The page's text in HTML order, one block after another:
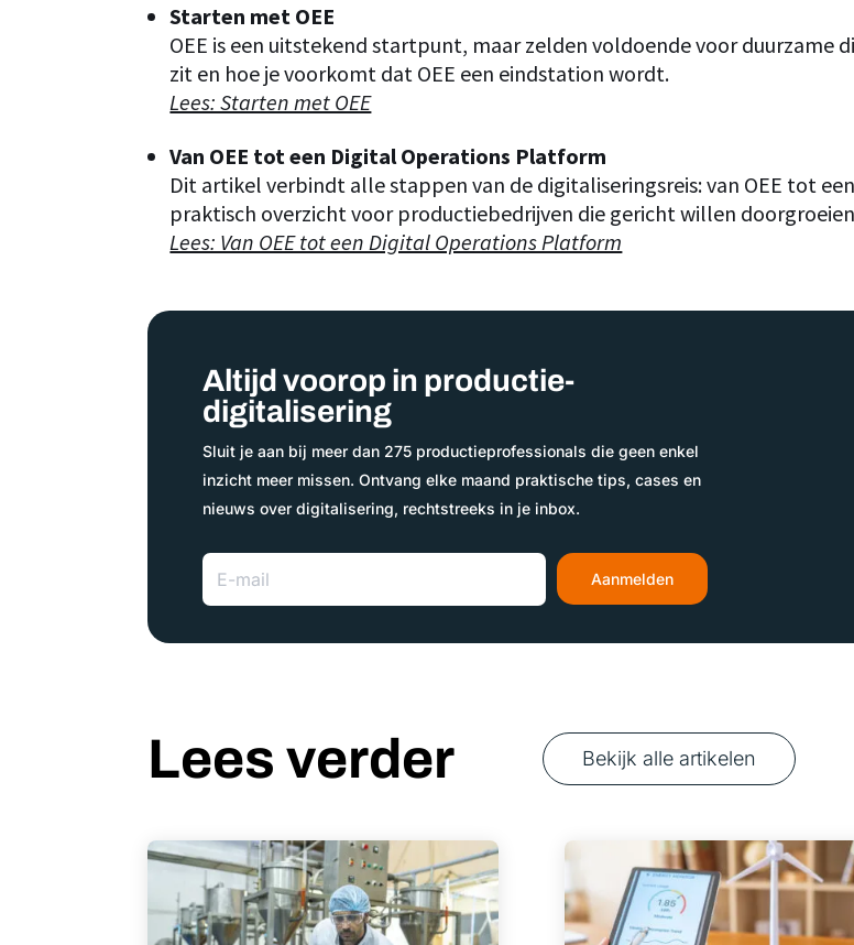
Starten met OEE
OEE is een uitstekend startpunt, maar zelden voldoende voor
zit en hoe je voorkomt dat OEE een eindstation wordt.
Lees: Starten met OEE
Van OEE tot een Digital Operations Platform
Dit artikel verbindt alle stappen van de digitaliseringsreis: van OEE tot
praktisch overzicht voor productiebedrijven die gericht willen
Lees: Van OEE tot een Digital Operations Platform
Altijd voorop in productie-
digitalisering
Sluit je aan bij meer dan 275 productieprofessionals die geen enkel
inzicht meer missen. Ontvang elke maand praktische tips, cases en
nieuws over digitalisering, rechtstreeks in je inbox.
Aanmelden
Lees verder Bekijk alle artikelen